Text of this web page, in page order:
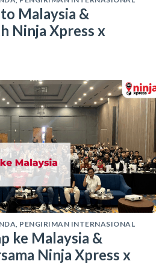
Malaysia &
Ninja Xpress x
, PENGIRIMAN INTERNASIONAL
ke Malaysia &
Ninja Xpress x